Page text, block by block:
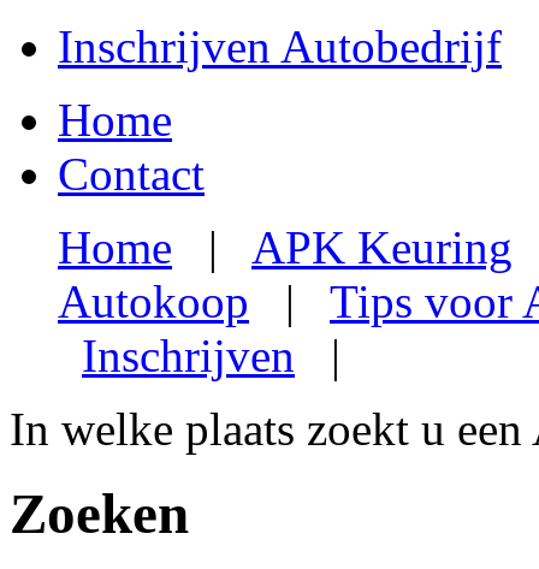
Inschrijven Autobedrijf
Home
Contact
Home | APK Keuring
Autokoop | Tips voor
Inschrijven |
In welke plaats zoekt u
Zoeken